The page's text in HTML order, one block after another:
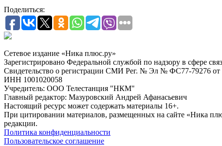
Поделиться:
Сетевое издание «Ника плюс.ру»
Зарегистрировано Федеральной службой по надзору в сфере
Свидетельство о регистрации СМИ Рег. № Эл № ФС77-79276 от
ИНН 1001020058
Учредитель: ООО Телестанция "НКМ"
Главный редактор: Мазуровский Андрей Афанасьевич
Настоящий ресурс может содержать материалы 16+.
При цитировании материалов, размещенных на сайте «Ника
редакции.
Политика конфиденциальности
Пользовательское соглашение